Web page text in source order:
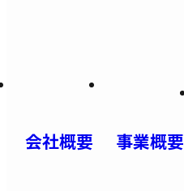
会社概要 事業概要